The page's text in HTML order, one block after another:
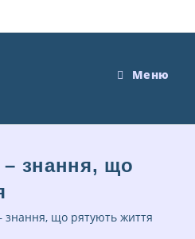
Меню
– знання, що
знання, що рятують життя